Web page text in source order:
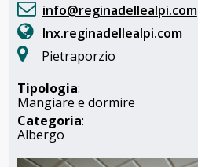
info@reginadellealpi.com
lnx.reginadellealpi.com
Pietraporzio
Tipologia:
Mangiare e dormire
Categoria:
Albergo